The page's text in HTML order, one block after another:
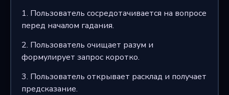
1. Пользователь сосредотачивается на вопросе
перед началом гадания.
2. Пользователь очищает разум и
формулирует запрос коротко.
3. Пользователь открывает расклад и получает
предсказание.